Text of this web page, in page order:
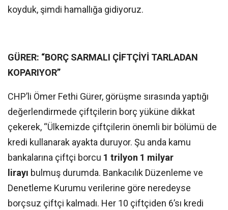
koyduk, şimdi hamallığa gidiyoruz.
GÜRER: “BORÇ SARMALI ÇİFTÇİYİ TARLADAN
KOPARIYOR”
CHP’li Ömer Fethi Gürer, görüşme sırasında yaptığı
değerlendirmede çiftçilerin borç yüküne dikkat
çekerek, “Ülkemizde çiftçilerin önemli bir bölümü de
kredi kullanarak ayakta duruyor. Şu anda kamu
bankalarına çiftçi borcu 1 trilyon 1 milyar
lirayı bulmuş durumda. Bankacılık Düzenleme ve
Denetleme Kurumu verilerine göre neredeyse
borçsuz çiftçi kalmadı. Her 10 çiftçiden 6’sı kredi